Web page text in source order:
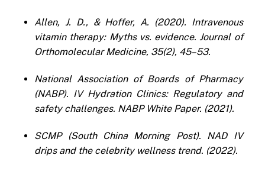
Allen, J. D., & Hoffer, A. (2020). Intravenous
vitamin therapy: Myths vs. evidence. Journal of
Orthomolecular Medicine, 35(2), 45–53.
National Association of Boards of Pharmacy
(NABP). IV Hydration Clinics: Regulatory and
safety challenges. NABP White Paper. (2021).
SCMP (South China Morning Post). NAD IV
drips and the celebrity wellness trend. (2022).